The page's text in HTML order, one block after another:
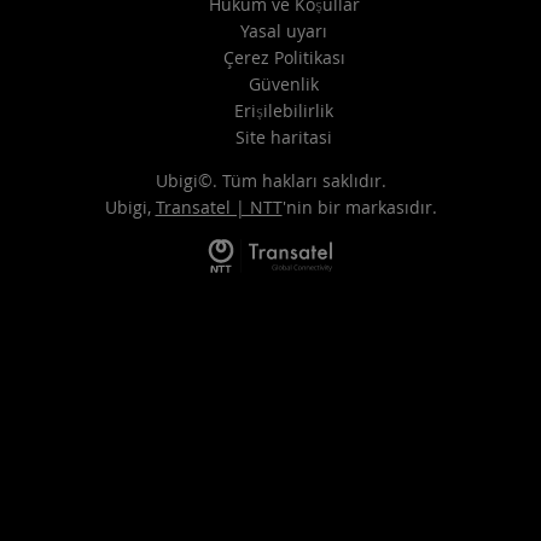
Yasal uyarı
Çerez Politikası
Güvenlik
Erişilebilirlik
Site haritasi
Ubigi©. Tüm hakları saklıdır.
Ubigi, Transatel | NTT'nin bir markasıdır.